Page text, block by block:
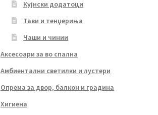
Кујнски додатоци
Тави и тенџериња
Чаши и чинии
Аксесоари за во спална
Амбиентални светилки и лустери
Опрема за двор, балкон и градина
Хигиена